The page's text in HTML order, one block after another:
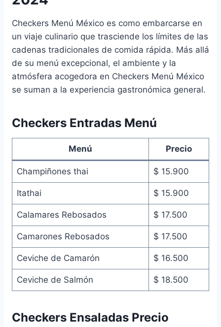
Checkers Menú México es como embarcarse en
un viaje culinario que trasciende los límites de las
cadenas tradicionales de comida rápida. Más allá
de su menú excepcional, el ambiente y la
atmósfera acogedora en Checkers Menú México
se suman a la experiencia gastronómica general.
Checkers Entradas Menú
Menú Precio
Champiñones thai $ 15.900
Itathai $ 15.900
Calamares Rebosados $ 17.500
Camarones Rebosados $ 17.500
Ceviche de Camarón $ 16.500
Ceviche de Salmón $ 18.500
Checkers Ensaladas Precio